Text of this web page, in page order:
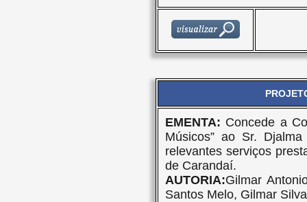
EMENTA: Concede a
Músicos” ao Sr.
relevantes serviços
de Carandaí.
AUTORIA:Gilmar
Santos Melo, Gilmar